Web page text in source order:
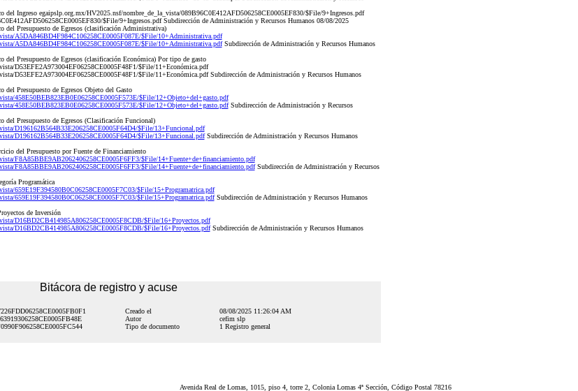
del Ingreso egaipslp.org.mx/HV2025.nsf/nombre_de_la_vista/089B96C0E412AFD506258CE0005EF830/$File/9+Ingresos.pdf
$File/9+Ingresos.pdf Subdirección de Administración y Recursos Humanos 08/08/2025
del Presupuesto de Egresos (clasificación Administrativa)
A5DA846BD4F984C106258CE0005F087E/$File/10+Administrativa.pdf
A5DA846BD4F984C106258CE0005F087E/$File/10+Administrativa.pdfSubdirección de Administración y Recursos Humanos
Presupuesto de Egresos (clasificación Económica) Por tipo de gasto
D53EFE2A973004EF06258CE0005F48F1/$File/11+Económica.pdf
D53EFE2A973004EF06258CE0005F48F1/$File/11+Económica.pdf Subdirección de Administración y Recursos Humanos
Presupuesto de Egresos Objeto del Gasto
458E50BEB823EB0E06258CE0005F573E/$File/12+Objeto+del+gasto.pdf
458E50BEB823EB0E06258CE0005F573E/$File/12+Objeto+del+gasto.pdfSubdirección de Administración y Recursos
del Presupuesto de Egresos (Clasificación Funcional)
D196162B564B33E206258CE0005F64D4/$File/13+Funcional.pdf
D196162B564B33E206258CE0005F64D4/$File/13+Funcional.pdfSubdirección de Administración y Recursos Humanos
del Presupuesto por Fuente de Financiamiento
F8A85BBE9AB2062406258CE0005F6FF3/$File/14+Fuente+de+financiamiento.pdf
F8A85BBE9AB2062406258CE0005F6FF3/$File/14+Fuente+de+financiamiento.pdfSubdirección de Administración y Recursos
Programática
659E19F394580B0C06258CE0005F7C03/$File/15+Programatrica.pdf
659E19F394580B0C06258CE0005F7C03/$File/15+Programatrica.pdfSubdirección de Administración y Recursos Humanos
de Inversión
D16BD2CB414985A806258CE0005F8CDB/$File/16+Proyectos.pdf
D16BD2CB414985A806258CE0005F8CDB/$File/16+Proyectos.pdfSubdirección de Administración y Recursos Humanos
Bitácora de registro y acuse
Creado el
08/08/2025 11:26:04 AM
Autor
cefim slp
Tipo de documento 1 Registro general
Avenida Real de Lomas, 1015, piso 4, torre 2, Colonia Lomas 4ª Sección, Código Postal 78216